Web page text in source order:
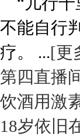
不能自行
疗。 ...[更
第四直播
饮酒用激
18岁依旧